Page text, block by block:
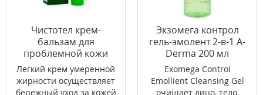
Чистотел крем-
бальзам для
проблемной кожи
лица 40мл
Легкий крем умеренной
жирности осуществляет
бережный уход за кожей
Экзомега контрол
гель-эмолент 2-в-1 A-
Derma 200 мл
Exomega Control
Emollient Cleansing Gel
очищает лицо, тело,